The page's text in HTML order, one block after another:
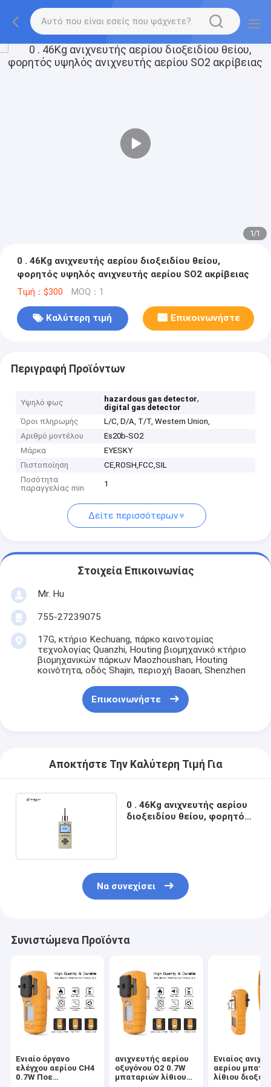
1/1
0 . 46Kg ανιχνευτής αερίου διοξειδίου θείου,
φορητός υψηλός ανιχνευτής αερίου SO2 ακρίβειας
Τιμή：$300 MOQ：1
Καλύτερη τιμή Επικοινωνήστε
Περιγραφή Προϊόντων
Υψηλό φως hazardous gas detector,
digital gas detector
Όροι πληρωμής
L/C, D/A, T/T, Western Union,
Αριθμό μοντέλου
Es20b-SO2
Μάρκα
EYESKY
Πιστοποίηση
CE,ROSH,FCC,SIL
Ποσότητα
παραγγελίας min
1
Δείτε περισσότερων
Στοιχεία Επικοινωνίας
Mr. Hu
755-27239075
17G, κτήριο Kechuang, πάρκο καινοτομίας
τεχνολογίας Quanzhi, Houting βιομηχανικό κτήριο
βιομηχανικών πάρκων Maozhoushan, Houting
κοινότητα, οδός Shajin, περιοχή Baoan, Shenzhen
Επικοινωνήστε
Αποκτήστε Την Καλύτερη Τιμή Για
0 . 46Kg ανιχνευτής αερίου
διοξειδίου θείου, φορητός
Να συνεχίσει
Συνιστώμενα Προϊόντα
Ενιαίο όργανο
ελέγχου αερίου CH4
0.7W Ποε
ανιχνευτής αερίου
οξυγόνου Ο2 0.7W
μπαταριών λίθιου
Ενιαίος
αερίου
λίθιου